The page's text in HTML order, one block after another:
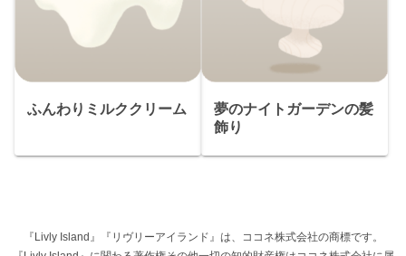
ふんわりミルククリーム
夢のナイトガーデンの髪
飾り
『Livly Island』『リヴリーアイランド』は、ココネ株式会社の商標です。